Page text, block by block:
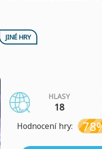
JINÉ HRY
HLASY
18
Hodnocení hry: